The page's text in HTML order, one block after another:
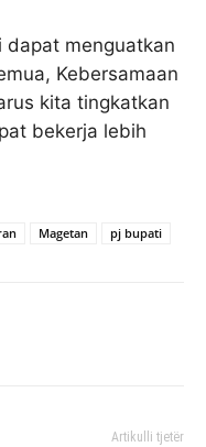
dapat menguatkan
Kebersamaan
kita tingkatkan
bekerja lebih
Magetan pj bupati
Artikulli tjetër